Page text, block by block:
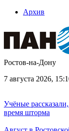
Архив
Ростов-на-Дону
7 августа 2026,
Учёные
время шторма